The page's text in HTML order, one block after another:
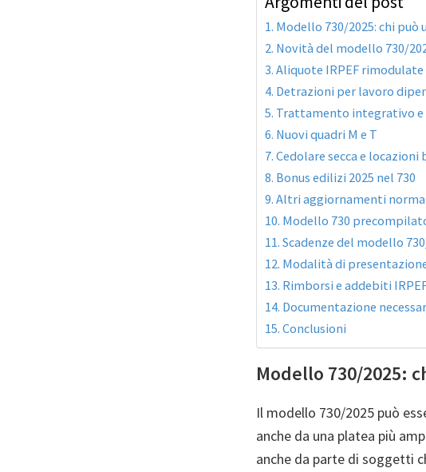
Modello 730/2025: chi
Novità del modello 730/
Aliquote IRPEF rimodulate
Detrazioni per lavoro
Trattamento integrativo e
Nuovi quadri M e T
Cedolare secca e locazioni
Bonus edilizi 2025 nel 730
Altri aggiornamenti
Modello 730
Scadenze del modello
Modalità di
Rimborsi e addebiti
Documentazione
Conclusioni
Modello 730/2025:
Il modello 730/2025 può
anche da una platea più
anche da parte di soggetti